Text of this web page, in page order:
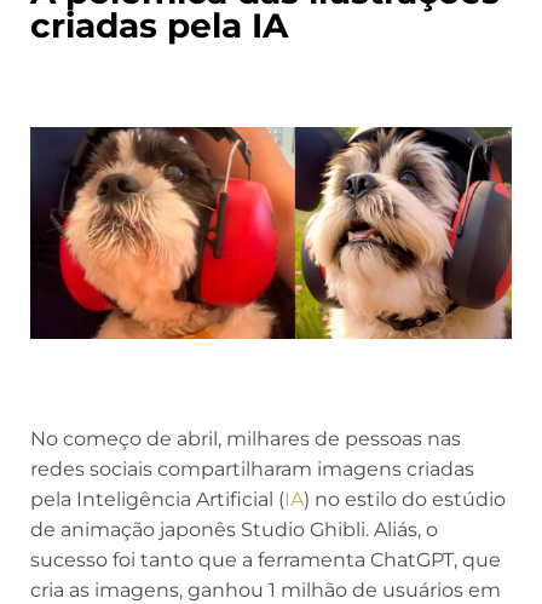
criadas pela IA
No começo de abril, milhares de pessoas nas
redes sociais compartilharam imagens criadas
pela Inteligência Artificial (IA) no estilo do estúdio
de animação japonês Studio Ghibli. Aliás, o
sucesso foi tanto que a ferramenta ChatGPT, que
cria as imagens, ganhou 1 milhão de usuários em